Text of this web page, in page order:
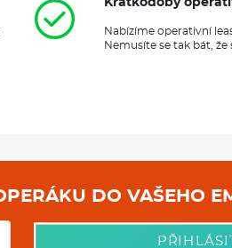
Krátkodobý
Nabízíme operativní
Nemusíte se tak bát, že
NEJLEPŠÍ NABÍDKY OPERÁKU